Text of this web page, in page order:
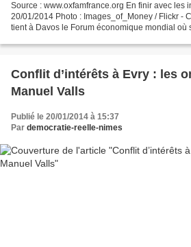
Source : www.oxfamfrance.org En finir avec les
20/01/2014 Photo : Images_of_Money / Flickr -
tient à Davos le Forum économique mondial où
Conflit d’intérêts à Evry : les
Manuel Valls
Publié le 20/01/2014 à 15:37
Par democratie-reelle-nimes